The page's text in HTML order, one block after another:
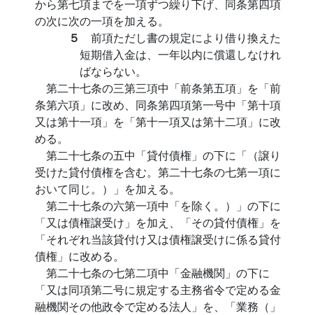
から第七項までを一項ずつ繰り下げ、同条第四項
の次に次の一項を加える。
５ 前項ただし書の規定により借り換えた
短期借入金は、一年以内に償還しなけれ
ばならない。
第二十七条の三第三項中「前条第五項」を「前
条第六項」に改め、同条第四項第一号中「第十項
又は第十一項」を「第十一項又は第十二項」に改
める。
第二十七条の五中「貸付債権」の下に「（譲り
受けた貸付債権を含む。第二十七条の七第一項に
おいて同じ。）」を加える。
第二十七条の六第一項中「を除く。）」の下に
「又は債権譲受け」を加え、「その貸付債権」を
「それぞれ当該貸付け又は債権譲受けに係る貸付
債権」に改める。
第二十七条の七第二項中「金融機関」の下に
「又は同項第二号に規定する主務省令で定める金
融機関その他政令で定める法人」を、「業務（」